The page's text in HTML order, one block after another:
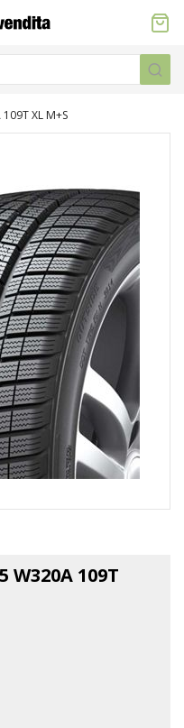
XL M+S
W320A 109T